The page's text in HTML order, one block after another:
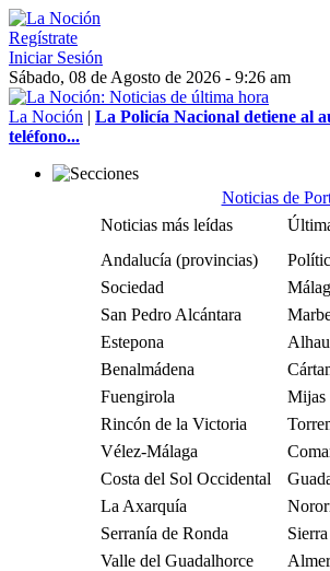
Regístrate
Iniciar Sesión
Sábado, 08 de Agosto de 2026 - 9:26 am
La Noción | La Policía Nacional detiene al
teléfono...
Noticias de
Noticias más leídas
Andalucía (provincias)
Sociedad
San Pedro Alcántara
Estepona
Benalmádena
Fuengirola
Mijas
Rincón de la Victoria
Vélez-Málaga
Costa del Sol Occidental
La Axarquía
Serranía de Ronda
Valle del Guadalhorce